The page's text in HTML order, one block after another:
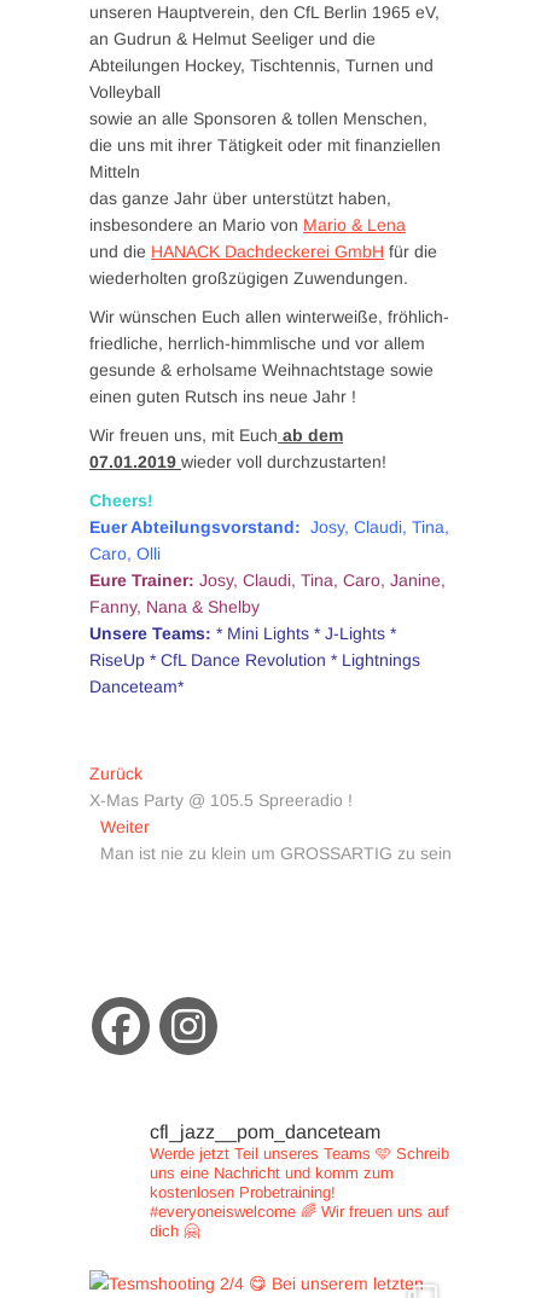
unseren Hauptverein, den CfL Berlin 1965 eV,
an Gudrun & Helmut Seeliger und die
Abteilungen Hockey, Tischtennis, Turnen und
Volleyball
sowie an alle Sponsoren & tollen Menschen,
die uns mit ihrer Tätigkeit oder mit finanziellen
Mitteln
das ganze Jahr über unterstützt haben,
insbesondere an Mario von Mario & Lena
und die HANACK Dachdeckerei GmbH für die
wiederholten großzügigen Zuwendungen.
Wir wünschen Euch allen winterweiße, fröhlich-
friedliche, herrlich-himmlische und vor allem
gesunde & erholsame Weihnachtstage sowie
einen guten Rutsch ins neue Jahr !
Wir freuen uns, mit Euch ab dem
07.01.2019 wieder voll durchzustarten!
Cheers!
Euer Abteilungsvorstand: Josy, Claudi, Tina,
Caro, Olli
Eure Trainer: Josy, Claudi, Tina, Caro, Janine,
Fanny, Nana & Shelby
Unsere Teams: * Mini Lights * J-Lights *
RiseUp * CfL Dance Revolution * Lightnings
Danceteam*
Beitragsnavigation
ZurückVorheriger
Beitrag:
X-Mas Party @ 105.5 Spreeradio !
WeiterNächster
Beitrag:
Man ist nie zu klein um GROSSARTIG zu sein
cfl_jazz__pom_danceteam
Werde jetzt Teil unseres Teams 🩵 Schreib
uns eine Nachricht und komm zum
kostenlosen Probetraining!
#everyoneiswelcome 🌈 Wir freuen uns auf
dich 🤗